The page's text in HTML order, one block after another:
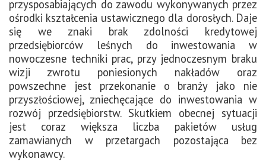
przysposabiających do zawodu wykonywanych przez
ośrodki kształcenia ustawicznego dla dorosłych. Daje
się we znaki brak zdolności kredytowej
przedsiębiorców leśnych do inwestowania w
nowoczesne techniki prac, przy jednoczesnym braku
wizji zwrotu poniesionych nakładów oraz
powszechne jest przekonanie o branży jako nie
przyszłościowej, zniechęcające do inwestowania w
rozwój przedsiębiorstw. Skutkiem obecnej sytuacji
jest coraz większa liczba pakietów usług
zamawianych w przetargach pozostająca bez
wykonawcy.